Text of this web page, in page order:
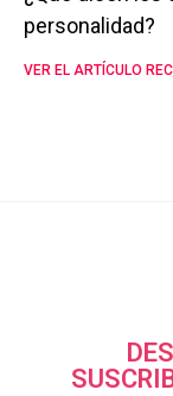
personalidad?
VER EL ARTÍCULO